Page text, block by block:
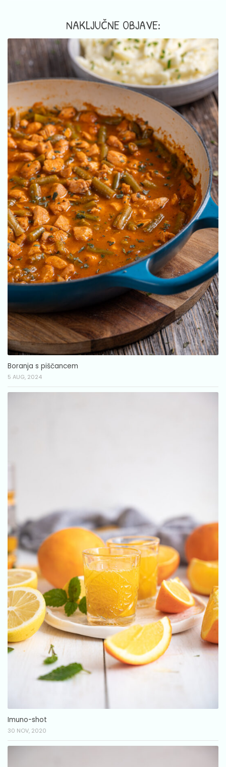
NAKLJUČNE OBJAVE:
Boranja s piščancem
5 AUG, 2024
Imuno-shot
30 NOV, 2020